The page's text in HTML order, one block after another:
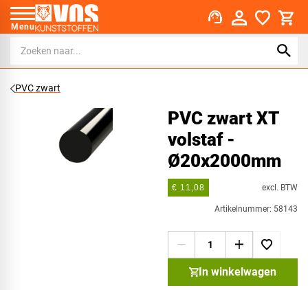
Menu support_agent
PVC zwart
PVC zwart XT
volstaf -
Ø20x2000mm
€ 11,08 excl. BTW
Artikelnummer: 58143
In winkelwagen